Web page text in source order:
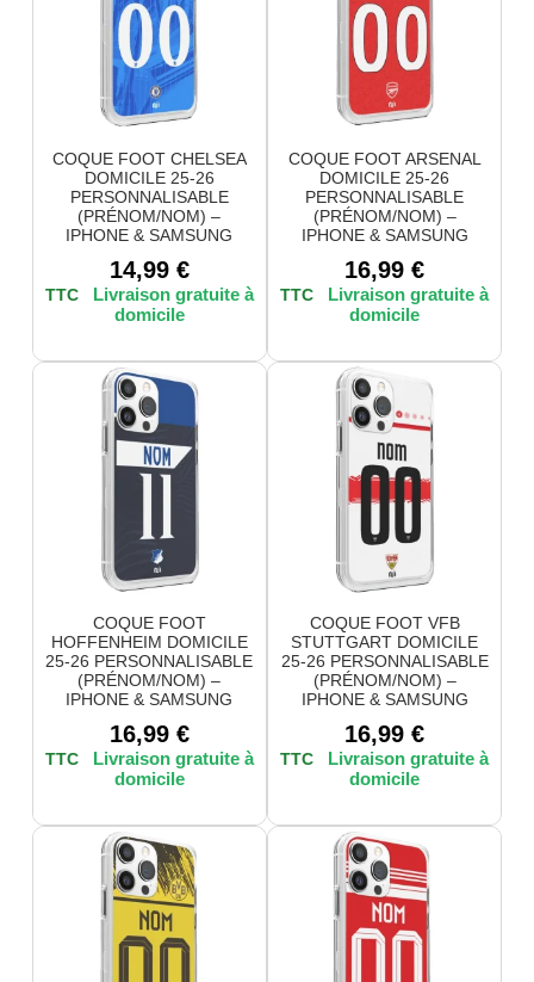
COQUE FOOT CHELSEA
DOMICILE 25-26
PERSONNALISABLE
(PRÉNOM/NOM) –
IPHONE & SAMSUNG
14,99 €
TTC
COQUE FOOT ARSENAL
DOMICILE 25-26
PERSONNALISABLE
(PRÉNOM/NOM) –
IPHONE & SAMSUNG
16,99 €
TTC
COQUE FOOT
HOFFENHEIM DOMICILE
25-26 PERSONNALISABLE
(PRÉNOM/NOM) –
IPHONE & SAMSUNG
16,99 €
TTC
COQUE FOOT VFB
STUTTGART DOMICILE
25-26 PERSONNALISABLE
(PRÉNOM/NOM) –
IPHONE & SAMSUNG
16,99 €
TTC